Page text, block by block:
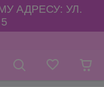
АДРЕСУ: УЛ.